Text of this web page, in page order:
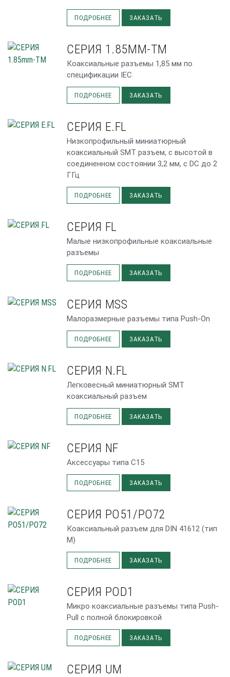
ПОДРОБНЕЕ ЗАКАЗАТЬ
СЕРИЯ 1.85MM-TM
Коаксиальные разъемы 1,85 мм по
спецификации IEC
ПОДРОБНЕЕ ЗАКАЗАТЬ
СЕРИЯ E.FL
Низкопрофильный миниатюрный
коаксиальный SMT разъем, с высотой в
соединенном состоянии 3,2 мм, с DC до 2
ГГц
ПОДРОБНЕЕ ЗАКАЗАТЬ
СЕРИЯ FL
Малые низкопрофильные коаксиальные
разъемы
ПОДРОБНЕЕ ЗАКАЗАТЬ
СЕРИЯ MSS
Малоразмерные разъемы типа Push-On
ПОДРОБНЕЕ ЗАКАЗАТЬ
СЕРИЯ N.FL
Легковесный миниатюрный SMT
коаксиальный разъем
ПОДРОБНЕЕ ЗАКАЗАТЬ
СЕРИЯ NF
Аксессуары типа C15
ПОДРОБНЕЕ ЗАКАЗАТЬ
СЕРИЯ PO51/PO72
Коаксиальный разъем для DIN 41612 (тип
M)
ПОДРОБНЕЕ ЗАКАЗАТЬ
СЕРИЯ POD1
Микро коаксиальные разъемы типа Push-
Pull с полной блокировкой
ПОДРОБНЕЕ ЗАКАЗАТЬ
СЕРИЯ UM